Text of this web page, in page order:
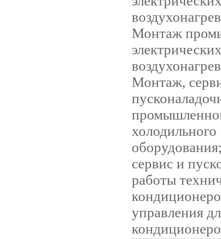
Монтаж
Монтаж,
холодильного
сервис и
работы
управления